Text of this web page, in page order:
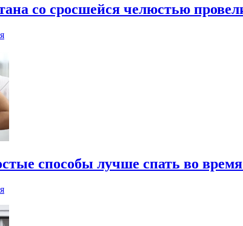
со сросшейся челюстью
способы лучше спать во